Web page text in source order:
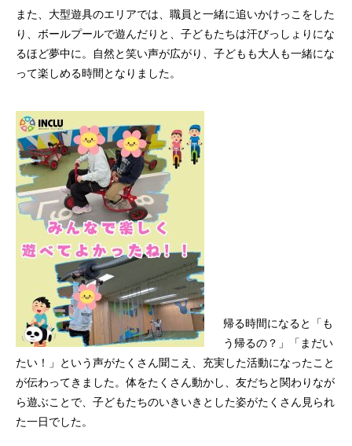
また、大型遊具のエリアでは、職員と一緒に追いかけっこをした
り、ボールプールで遊んだりと、子どもたちは汗びっしょりにな
るほど夢中に。自然と笑い声が広がり、子どもも大人も一緒にな
って楽しめる時間となりました。
帰る時間になると「も
う帰るの？」「まだい
たい！」という声がたくさん聞こえ、充実した活動になったこと
が伝わってきました。体をたくさん動かし、友だちと関わりなが
ら遊ぶことで、子どもたちのいきいきとした姿がたくさん見られ
た一日でした。